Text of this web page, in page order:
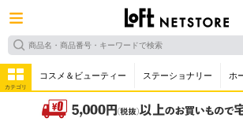
カテゴリ
コスメ＆ビューティー ステーショナリー ホ